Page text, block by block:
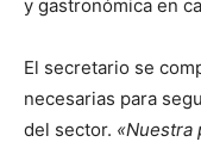
y gastronómica en
El secretario se
necesarias para
del sector. «Nuestra